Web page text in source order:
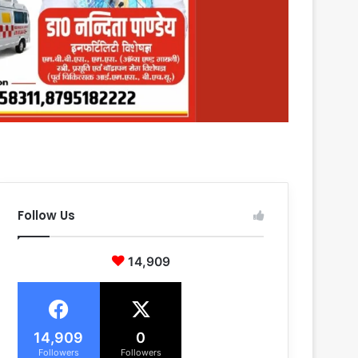
Follow Us
14,909
14,909
Followers
0
Followers